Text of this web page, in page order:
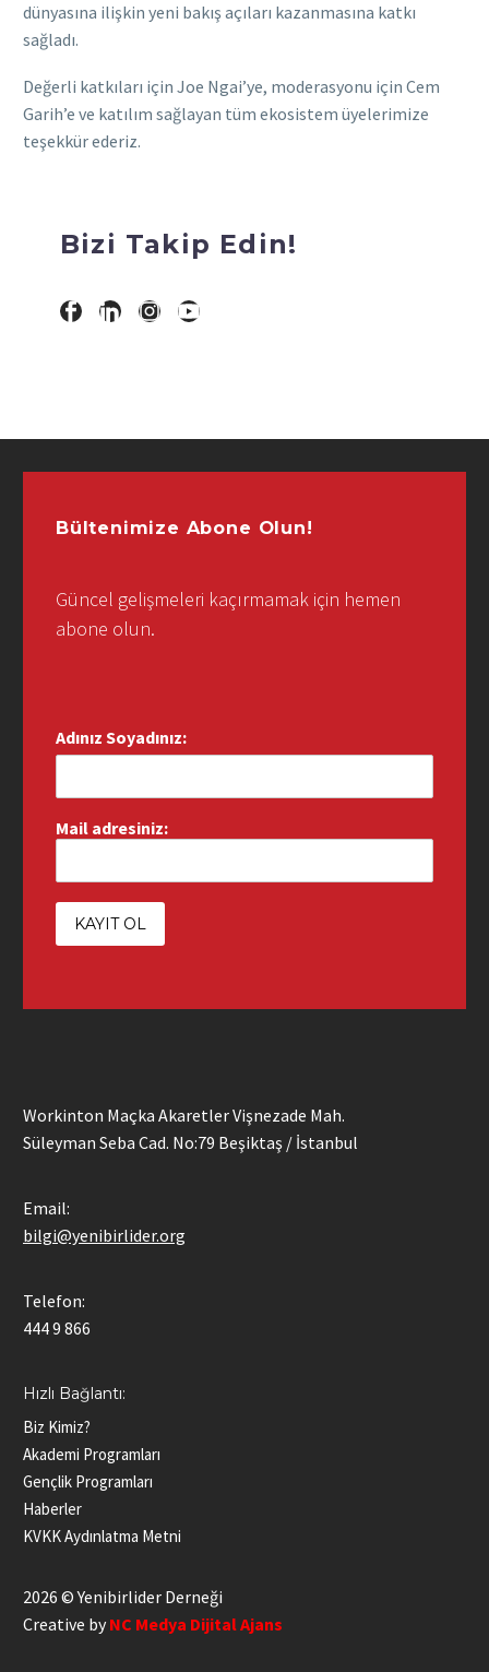
dünyasına ilişkin yeni bakış açıları kazanmasına katkı
sağladı.
Değerli katkıları için Joe Ngai’ye, moderasyonu için Cem
Garih’e ve katılım sağlayan tüm ekosistem üyelerimize
teşekkür ederiz.
Bizi Takip Edin!
Workinton Maçka Akaretler Vişnezade Mah.
Süleyman Seba Cad. No:79 Beşiktaş / İstanbul
Email:
bilgi@yenibirlider.org
Telefon:
444 9 866
Hızlı Bağlantı:
Biz Kimiz?
Akademi Programları
Gençlik Programları
Haberler
KVKK Aydınlatma Metni
2026 © Yenibirlider Derneği
Creative by NC Medya Dijital Ajans
Bültenimize Abone Olun!
Güncel gelişmeleri kaçırmamak için hemen
abone olun.
Adınız Soyadınız:
Mail adresiniz: